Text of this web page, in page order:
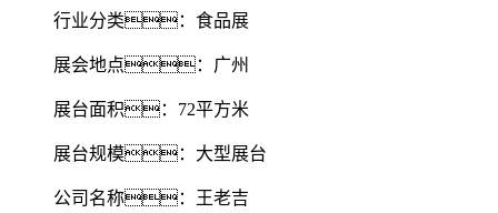
行业分类：食品展
展会地点：广州
展台面积：72平方米
展台规模：大型展台
公司名称：王老吉